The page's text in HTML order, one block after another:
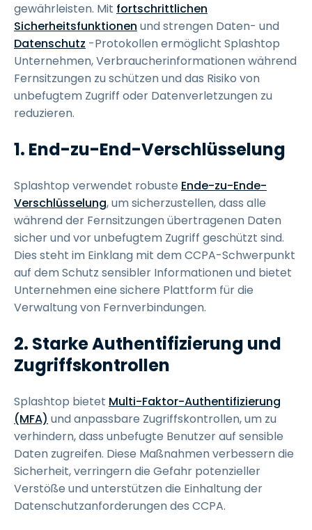
gewährleisten. Mit fortschrittlichen
Sicherheitsfunktionen und strengen Daten- und
Datenschutz -Protokollen ermöglicht Splashtop
Unternehmen, Verbraucherinformationen während
Fernsitzungen zu schützen und das Risiko von
unbefugtem Zugriff oder Datenverletzungen zu
reduzieren.
1. End-zu-End-Verschlüsselung
Splashtop verwendet robuste Ende-zu-Ende-
Verschlüsselung, um sicherzustellen, dass alle
während der Fernsitzungen übertragenen Daten
sicher und vor unbefugtem Zugriff geschützt sind.
Dies steht im Einklang mit dem CCPA-Schwerpunkt
auf dem Schutz sensibler Informationen und bietet
Unternehmen eine sichere Plattform für die
Verwaltung von Fernverbindungen.
2. Starke Authentifizierung und
Zugriffskontrollen
Splashtop bietet Multi-Faktor-Authentifizierung
(MFA) und anpassbare Zugriffskontrollen, um zu
verhindern, dass unbefugte Benutzer auf sensible
Daten zugreifen. Diese Maßnahmen verbessern die
Sicherheit, verringern die Gefahr potenzieller
Verstöße und unterstützen die Einhaltung der
Datenschutzanforderungen des CCPA.